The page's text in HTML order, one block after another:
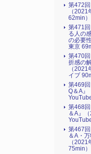
第472回
（
62min）
第471
る人の
の必要
東京
第470
折感の
（
イブ
第469
Q＆A』
第468
＆A』
第467
＆A・
（
75min）